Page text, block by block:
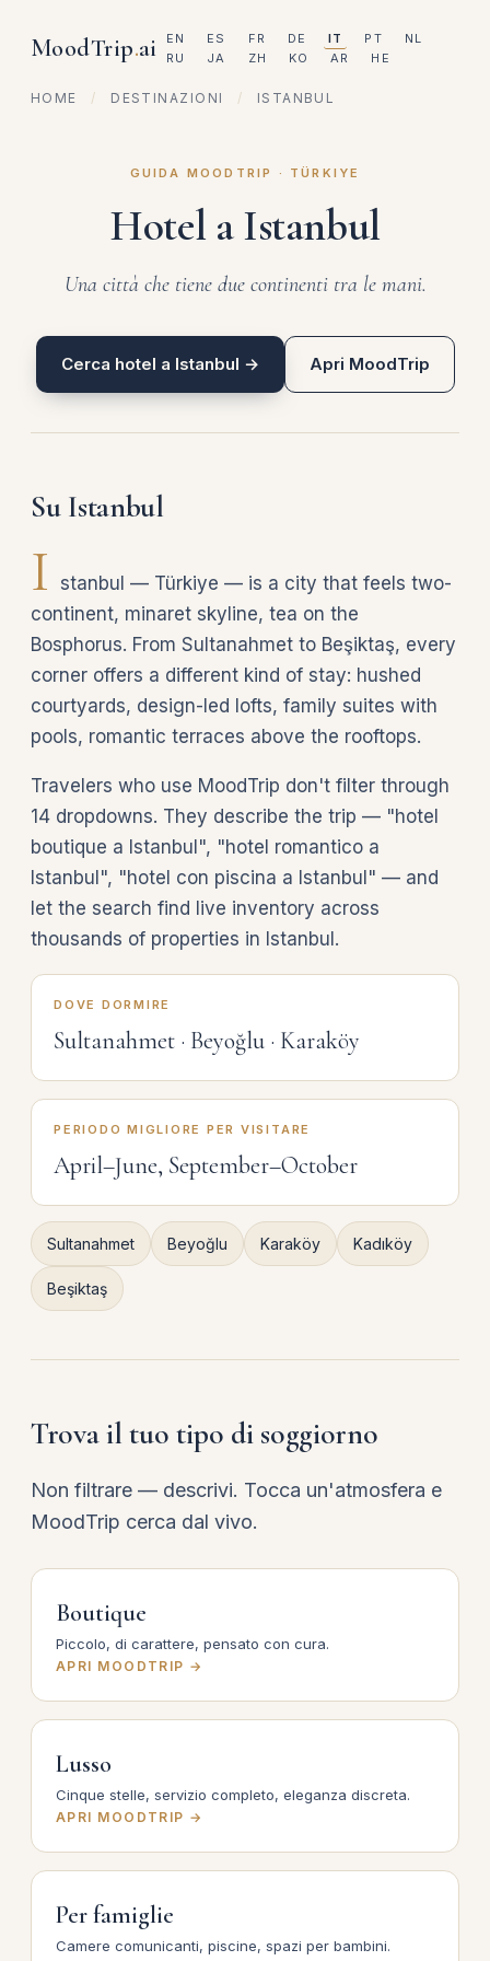
MoodTrip.ai EN ES FR DE IT PT
NL
RU
JA ZH KO AR HE
HOME / DESTINAZIONI / ISTANBUL
GUIDA MOODTRIP · TÜRKIYE
Hotel a Istanbul
Una città che tiene due continenti tra le mani.
Cerca hotel a Istanbul → Apri MoodTrip
Su Istanbul
I
stanbul — Türkiye — is a city that feels two-
continent, minaret skyline, tea on the
Bosphorus. From Sultanahmet to Beşiktaş, every
corner offers a different kind of stay: hushed
courtyards, design-led lofts, family suites with
pools, romantic terraces above the rooftops.
Travelers who use MoodTrip don't filter through
14 dropdowns. They describe the trip — "hotel
boutique a Istanbul", "hotel romantico a
Istanbul", "hotel con piscina a Istanbul" — and
let the search find live inventory across
thousands of properties in Istanbul.
DOVE DORMIRE
Sultanahmet · Beyoğlu · Karaköy
PERIODO MIGLIORE PER VISITARE
April–June, September–October
Sultanahmet Beyoğlu Karaköy Kadıköy
Beşiktaş
Trova il tuo tipo di soggiorno
Non filtrare — descrivi. Tocca un'atmosfera e
MoodTrip cerca dal vivo.
Boutique
Piccolo, di carattere, pensato con cura.
APRI MOODTRIP →
Lusso
Cinque stelle, servizio completo, eleganza discreta.
APRI MOODTRIP →
Per famiglie
Camere comunicanti, piscine, spazi per bambini.